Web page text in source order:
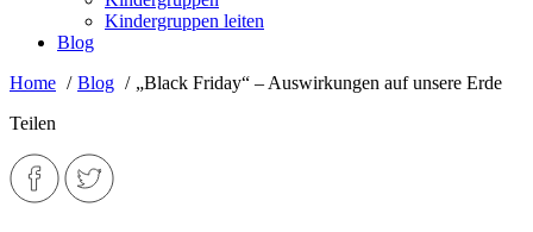
Kindergruppen leiten
Blog
Home
Blog
„Black Friday“ – Auswirkungen auf unsere Erde
Teilen